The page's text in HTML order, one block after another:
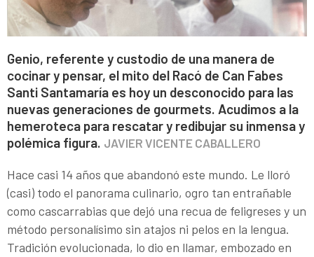
Genio, referente y custodio de una manera de
cocinar y pensar, el mito del Racó de Can Fabes
Santi Santamaría es hoy un desconocido para las
nuevas generaciones de gourmets. Acudimos a la
hemeroteca para rescatar y redibujar su inmensa y
polémica figura. JAVIER VICENTE CABALLERO
Hace casi 14 años que abandonó este mundo. Le lloró
(casi) todo el panorama culinario, ogro tan entrañable
como cascarrabias que dejó una recua de feligreses y un
método personalísimo sin atajos ni pelos en la lengua.
Tradición evolucionada, lo dio en llamar, embozado en